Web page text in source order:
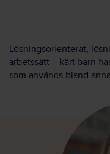
Lösningsorienterat,
arbetssätt – kärt barn
som används bland